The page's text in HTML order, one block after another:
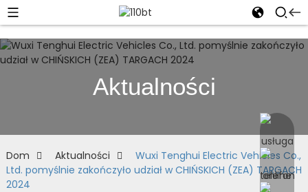
Aktualności
Dom Aktualności
Wuxi Tenghui Electric Vehicles Co.,
Ltd. pomyślnie zakończyło udział w CHIŃSKICH (ZEA) TARGACH
2024